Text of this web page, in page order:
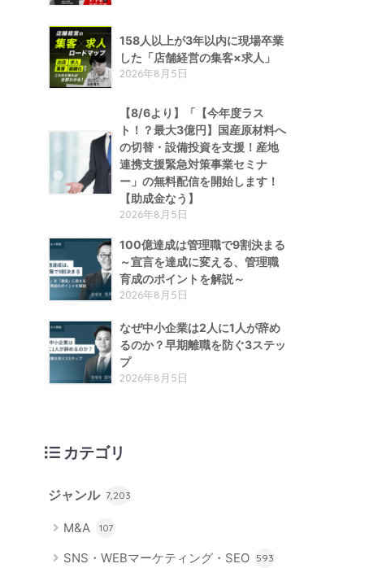
158人以上が3年以内に現場卒業
した「店舗経営の集客×求人」
2026年8月5日
【8/6より】「【今年度ラス
ト！？最大3億円】国産原材料へ
の切替・設備投資を支援！産地
連携支援緊急対策事業セミナ
ー」の無料配信を開始します！
【助成金なう】
2026年8月5日
100億達成は管理職で9割決まる
～宣言を達成に変える、管理職
育成のポイントを解説～
2026年8月5日
なぜ中小企業は2人に1人が辞め
るのか？早期離職を防ぐ3ステッ
プ
2026年8月5日
カテゴリ
ジャンル 7,203
M&A 107
SNS・WEBマーケティング・SEO 593